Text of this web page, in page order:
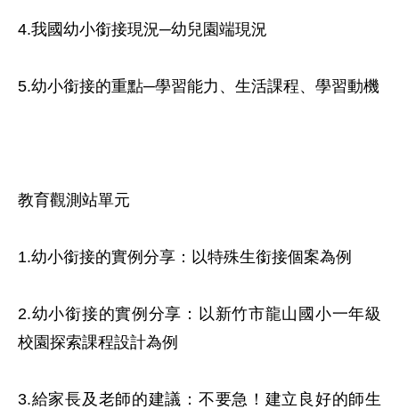
4.我國幼小銜接現況─幼兒園端現況
5.幼小銜接的重點─學習能力、生活課程、學習動機
教育觀測站單元
1.幼小銜接的實例分享：以特殊生銜接個案為例
2.幼小銜接的實例分享：以新竹市龍山國小一年級
校園探索課程設計為例
3.給家長及老師的建議：不要急！建立良好的師生